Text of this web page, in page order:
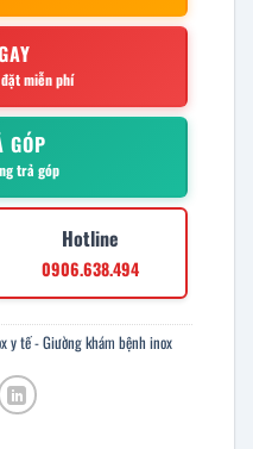
miễn phí
GÓP
trả góp
Hotline
0906.638.494
y tế - Giường khám bệnh inox